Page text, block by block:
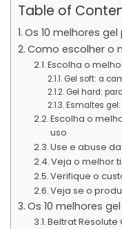
Table of
Os 10 melhores
Como escolher o
Escolha o
Gel soft: a
Gel hard:
Esmaltes
Escolha o
uso
Use e abuse
Veja o melhor
Verifique o
Veja se o
Os 10 melhores
Beltrat